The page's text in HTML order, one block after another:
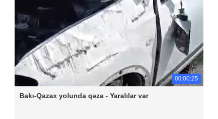
00:00:25
Bakı-Qazax yolunda qəza - Yaralılar var